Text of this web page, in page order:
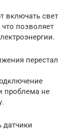
включать свет
что позволяет
перестал
проблема не
датчики